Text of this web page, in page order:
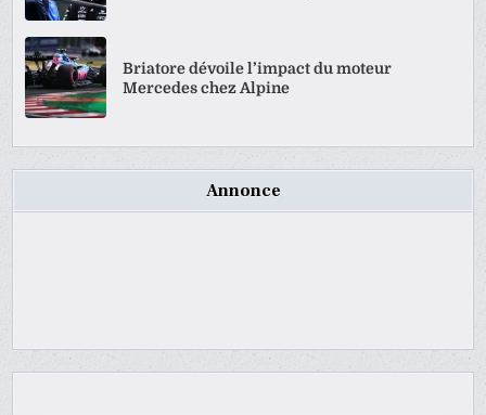
Briatore dévoile l’impact du moteur
Mercedes chez Alpine
Annonce